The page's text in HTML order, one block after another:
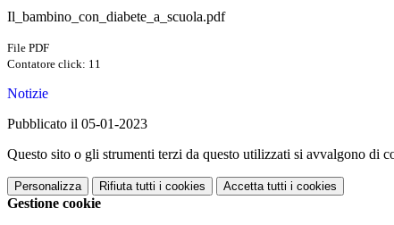
Il_bambino_con_diabete_a_scuola.pdf
File PDF
Contatore click: 11
Notizie
Pubblicato il 05-01-2023
Questo sito o gli strumenti terzi da questo utilizzati si avvalgono di
Personalizza Rifiuta tutti i cookies Accetta tutti i cookies
Gestione cookie